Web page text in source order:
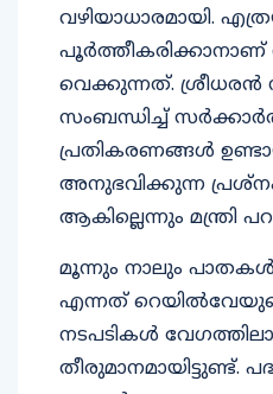
വഴിയാധാരമായി.
പൂര്‍ത്തീകരിക്കാനാണ്
വെക്കുന്നത്. ശ്രീധരന്‍
സംബന്ധിച്ച്
പ്രതികരണങ്ങള്‍
അനുഭവിക്കുന്ന
ആകില്ലെന്നും മന്ത്രി
മൂന്നും നാലും പാതകള്‍
എന്നത്
നടപടികള്‍
തീരുമാനമായിട്ടുണ്ട്.